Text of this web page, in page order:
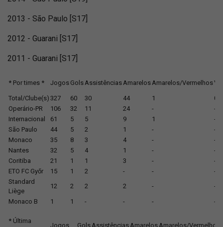
2013 - São Paulo [S17]
2012 - Guarani [S17]
2011 - Guarani [S17]
* Por times * Jogos GolsAssistênciasAmarelosAmarelos/Vermelhos
Total/Clube(s) 327 60 30 44 1
0
Operário-PR
106 32 11 24 -
-
Internacional
61 5 5 9 1
-
São Paulo
44 5 2 1 -
-
Monaco
35 8 3 4 -
-
Nantes
32 5 4 1 -
-
Coritiba
21 1 1 3 -
-
ETO FC Győr
15 1 2 - -
-
Standard
Liège
12 2 2 2 - -
Monaco B 1 1 - - - -
* Última
Jogos Gols Assistências Amarelos Amarelos/Vermelhos